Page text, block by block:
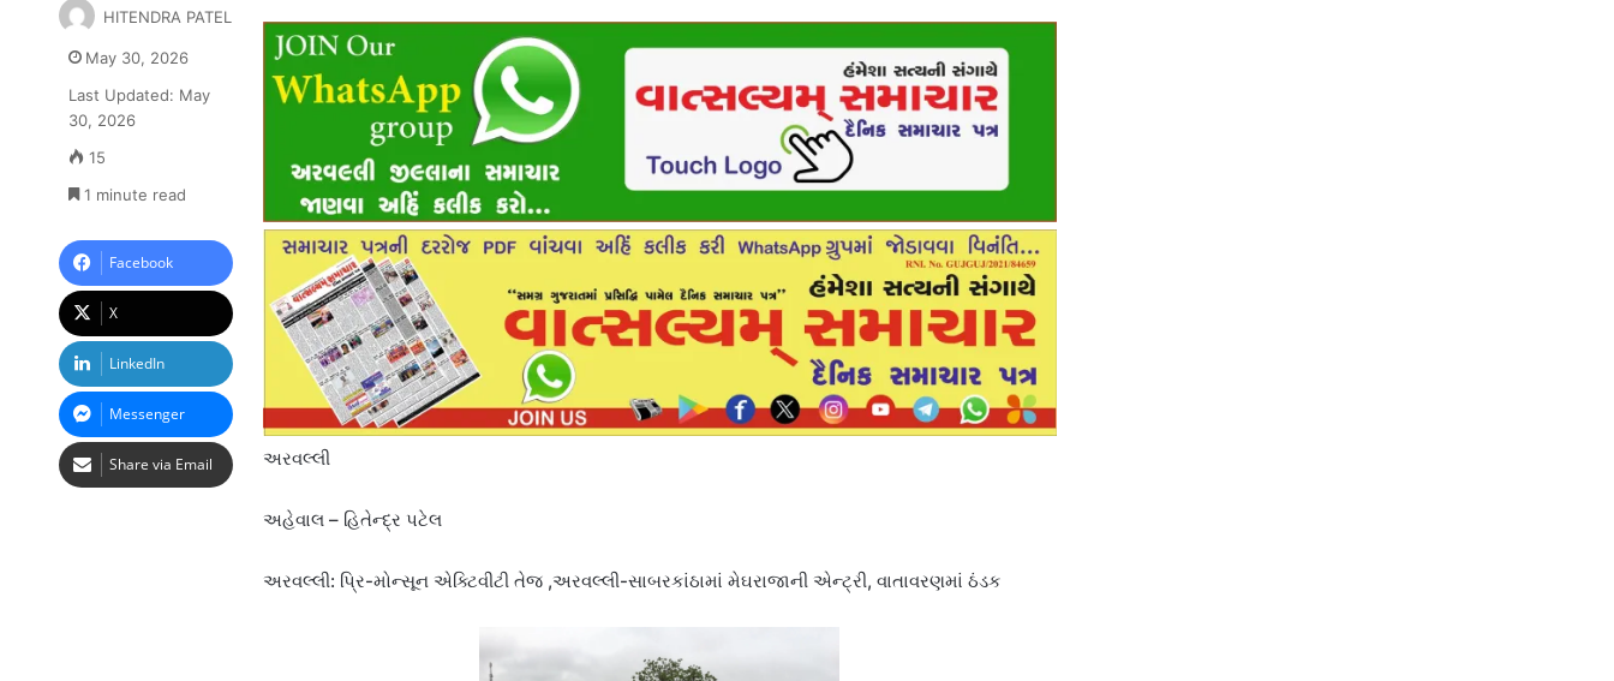
અરવલ્લી
અહેવાલ – હિતેન્દ્ર પટેલ
અરવલ્લી: પ્રિ-મોન્સૂન એક્ટિવીટી તેજ ,અરવલ્લી-સાબરકાંઠામાં મેઘરાજાની એન્ટ્રી, વાતાવરણમાં ઠંડક
HITENDRA PATEL
May 30, 2026
Last Updated: May
30, 2026
15
1 minute read
Facebook
X
LinkedIn
Messenger
Share via Email